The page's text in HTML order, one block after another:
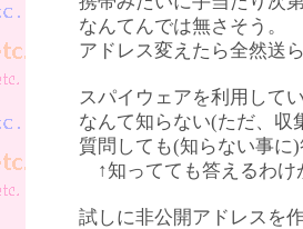
なんてんでは無さそう。
アドレス変えたら全然送
スパイウェアを利用して
なんて知らない(ただ、収
質問しても(知らない事に
↑知ってても答えるわけ
試しに非公開アドレスを